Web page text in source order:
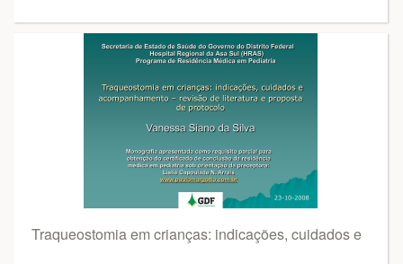
Traqueostomia em crianças: indicações, cuidados e